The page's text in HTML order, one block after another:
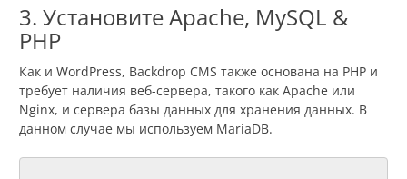
3. Установите Apache, MySQL &
PHP
Как и WordPress, Backdrop CMS также основана на PHP и
требует наличия веб-сервера, такого как Apache или
Nginx, и сервера базы данных для хранения данных. В
данном случае мы используем MariaDB.